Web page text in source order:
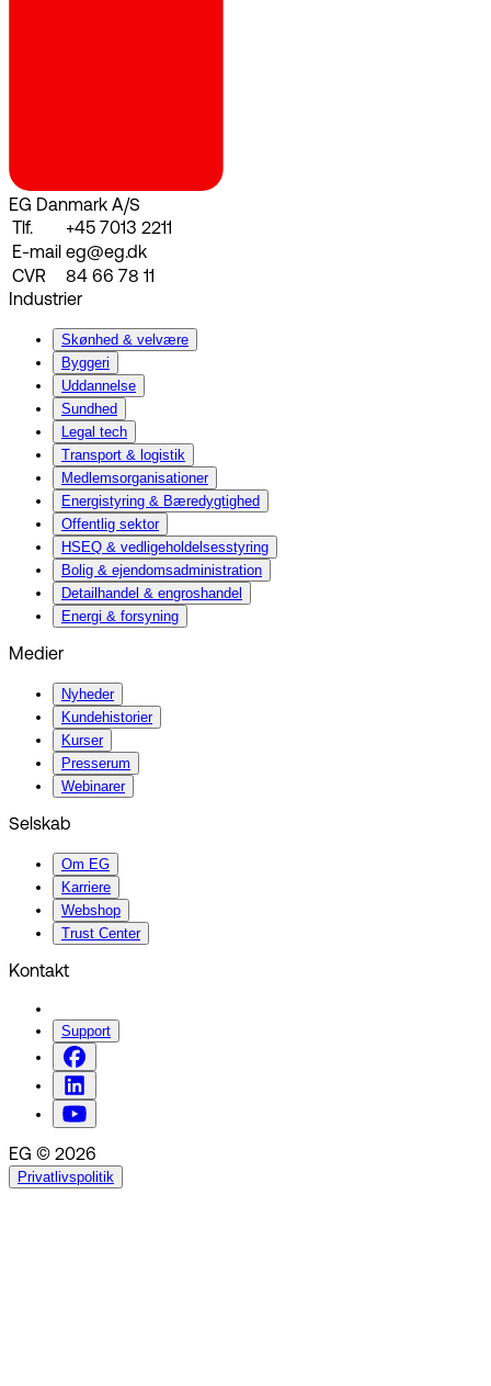
EG Danmark A/S
Tlf.
+45 7013 2211
E-mail eg@eg.dk
CVR
84 66 78 11
Industrier
Skønhed & velvære
Byggeri
Uddannelse
Sundhed
Legal tech
Transport & logistik
Medlemsorganisationer
Energistyring & Bæredygtighed
Offentlig sektor
HSEQ & vedligeholdelsesstyring
Bolig & ejendomsadministration
Detailhandel & engroshandel
Energi & forsyning
Medier
Nyheder
Kundehistorier
Kurser
Presserum
Webinarer
Selskab
Om EG
Karriere
Webshop
Trust Center
Kontakt
Support
EG © 2026
Privatlivspolitik